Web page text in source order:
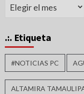
.:. Etiqueta
#NOTICIAS PC
ALTAMIRA